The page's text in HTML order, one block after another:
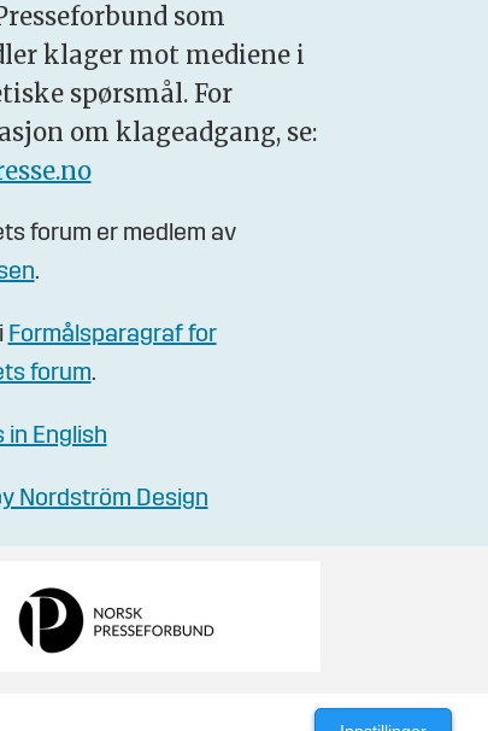
som
klager mot mediene i
spørsmål. For
om klageadgang, se:
forum er medlem av
.
Formålsparagraf for
forum.
in English
Nordström Design